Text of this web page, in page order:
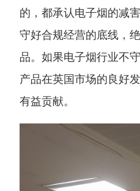
的，都承认电子烟的减
守好合规经营的底线，
品。如果电子烟行业不
产品在英国市场的良好
有益贡献。